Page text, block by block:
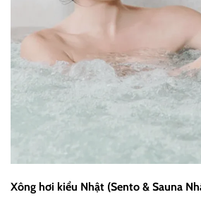
Xông hơi kiểu Nhật (Sento & Sauna